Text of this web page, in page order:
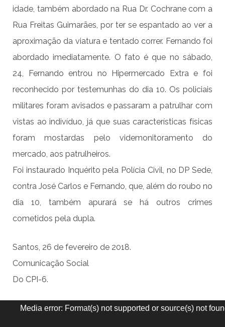
idade, também abordado na Rua Dr. Cochrane com a
Rua Freitas Guimarães, por ter se espantado ao ver a
aproximação da viatura e tentado correr. Fernando foi
abordado imediatamente. O fato é que no sábado,
24, Fernando entrou no Hipermercado Extra e foi
reconhecido por testemunhas do dia 10. Os policiais
militares foram avisados e passaram a patrulhar com
vistas ao indivíduo, já que suas características físicas
foram mostardas pelo videmonitoramento do
mercado, aos patrulheiros.
Foi instaurado Inquérito pela Polícia Civil, no DP Sede,
contra José Carlos e Fernando, que, além do roubo no
dia 10, também apurará se há outros crimes
cometidos pela dupla.
Santos, 26 de fevereiro de 2018.
Comunicação Social
Do CPI-6.
TocadorMedia error: Format(s) not supported or source(s) not